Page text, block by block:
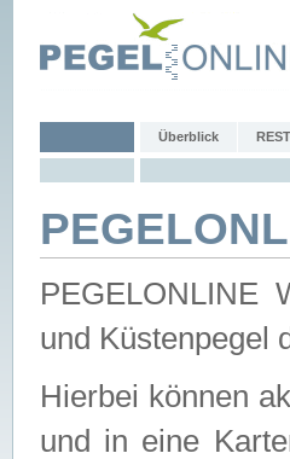
Überblick
PEGELONLINE
und Küstenpegel
Hierbei können
und in eine